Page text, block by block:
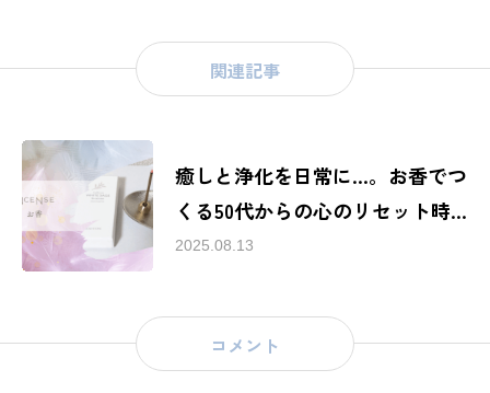
関連記事
癒しと浄化を日常に…。お香でつ
くる50代からの心のリセット時
間
2025.08.13
コメント